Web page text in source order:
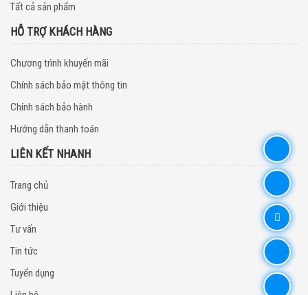
Tất cả sản phẩm
HỖ TRỢ KHÁCH HÀNG
Chương trình khuyến mãi
Chính sách bảo mật thông tin
Chính sách bảo hành
Hướng dẫn thanh toán
LIÊN KẾT NHANH
Trang chủ
Giới thiệu
Tư vấn
Tin tức
Tuyển dụng